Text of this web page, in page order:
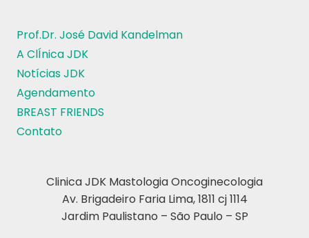
Prof.Dr. José David Kandelman
A ClÍnica JDK
Notícias JDK
Agendamento
BREAST FRIENDS
Contato
Clinica JDK Mastologia Oncoginecologia
Av. Brigadeiro Faria Lima, 1811 cj 1114
Jardim Paulistano – São Paulo – SP